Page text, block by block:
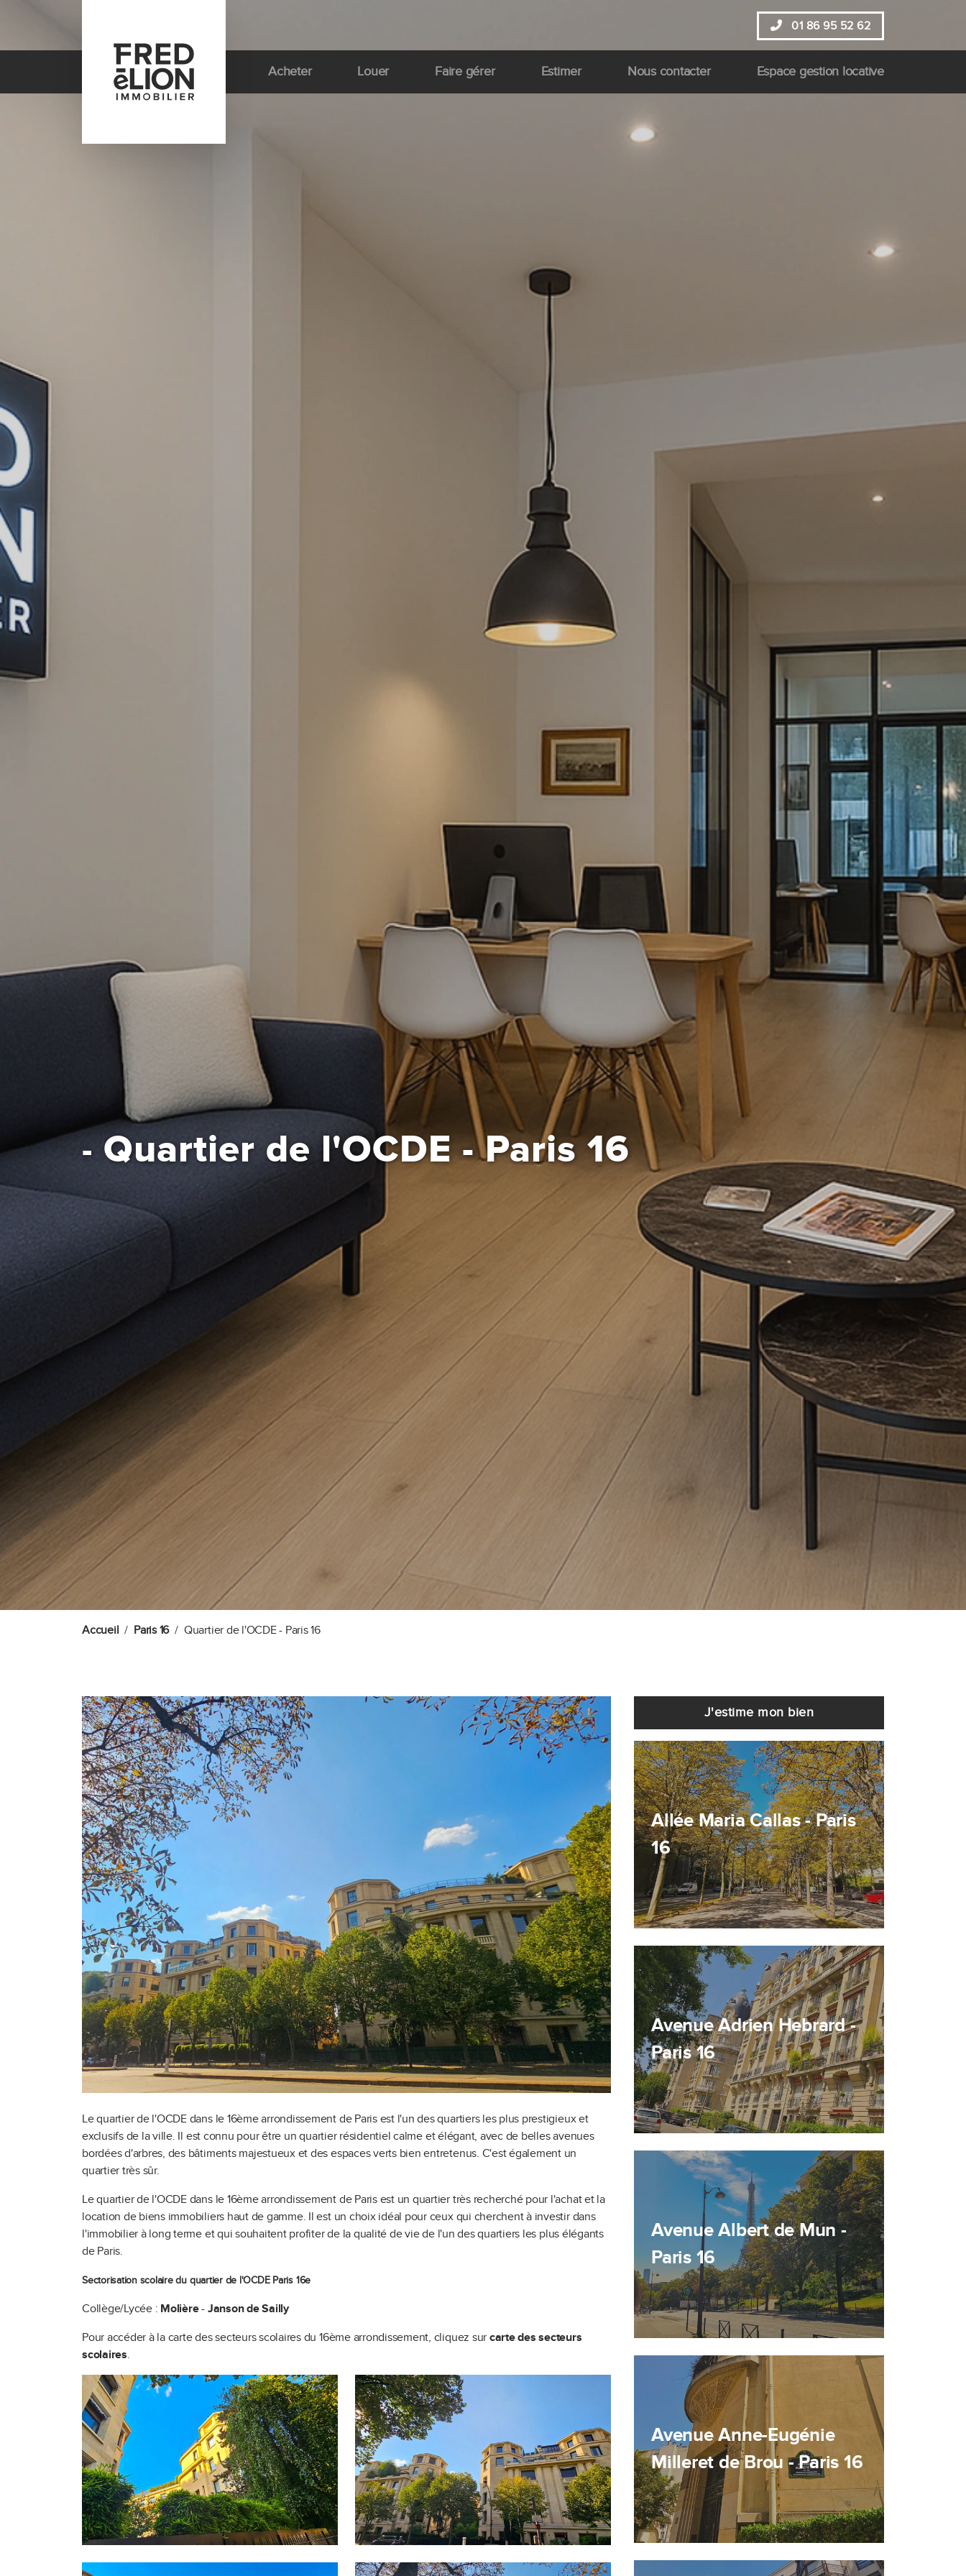
01 86 95 52 62
Le Groupe Acheter Louer Faire gérer Estimer Nous contacter Espace gestion locative
- Quartier de l'OCDE - Paris 16
Accueil Paris 16 Quartier de l'OCDE - Paris 16
Le quartier de l'OCDE dans le 16ème arrondissement de Paris est l'un des quartiers les plus prestigieux et
exclusifs de la ville. Il est connu pour être un quartier résidentiel calme et élégant, avec de belles avenues
bordées d'arbres, des bâtiments majestueux et des espaces verts bien entretenus. C'est également un
quartier très sûr.
Le quartier de l'OCDE dans le 16ème arrondissement de Paris est un quartier très recherché pour l'achat et la
location de biens immobiliers haut de gamme. Il est un choix idéal pour ceux qui cherchent à investir dans
l'immobilier à long terme et qui souhaitent profiter de la qualité de vie de l'un des quartiers les plus élégants
de Paris.
Sectorisation scolaire du quartier de l'OCDE Paris 16e
Collège/Lycée : Molière- Janson de Sailly
Pour accéder à la carte des secteurs scolaires du 16ème arrondissement, cliquez sur carte des secteurs
scolaires.
J'estime mon bien
Allée Maria Callas - Paris
16
Avenue Adrien Hebrard -
Paris 16
Avenue Albert de Mun -
Paris 16
Avenue Anne-Eugénie
Milleret de Brou - Paris 16